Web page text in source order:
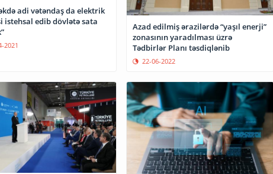
adi vətəndaş da elektrik
istehsal edib dövlətə sata
2021
Azad edilmiş ərazilərdə “yaşıl enerji”
zonasının yaradılması üzrə
Tədbirlər Planı təsdiqlənib
22-06-2022